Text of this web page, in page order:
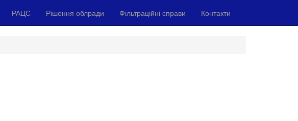
РАЦС Рішення облради Фільтраційні справи Контакти